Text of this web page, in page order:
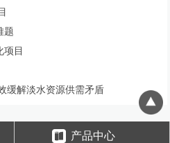
题
项目
缓解淡水资源供需矛盾
产品中心